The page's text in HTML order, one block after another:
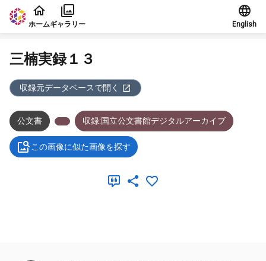
本文に飛ぶ
ホームギャラリー English
三楠実録１３
収録元データベースで開く
公文書 収録:国立公文書館デジタルアーカイブ
この画像に似た画像を探す